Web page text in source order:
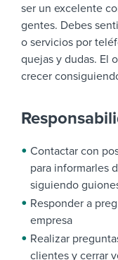
ser un excelente
gentes. Debes
o servicios por
quejas y dudas. El
crecer
Contactar con
para informarles
siguiendo
Responder a
empresa
Realizar
clientes y cerrar